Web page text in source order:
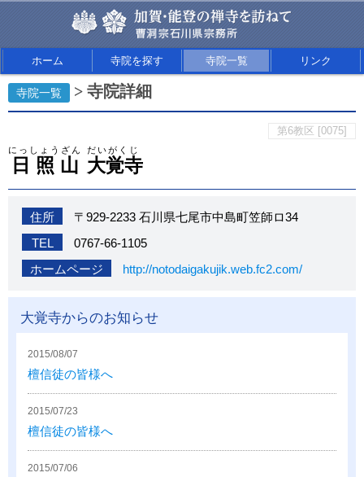
ホーム 寺院を探す 寺院一覧 リンク
寺院一覧 > 寺院詳細
日照山
にっしょうざん
大覚寺
だいがくじ
第6教区 [0075]
住所
〒929-2233 石川県七尾市中島町笠師ロ34
TEL
0767-66-1105
ホームページ
http://notodaigakujik.web.fc2.com/
大覚寺からのお知らせ
2015/08/07
檀信徒の皆様へ
2015/07/23
檀信徒の皆様へ
2015/07/06